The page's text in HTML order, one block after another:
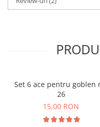
Set 6 ace pentru goblen
26
15,00 RON